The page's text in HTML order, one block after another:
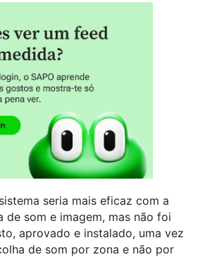
seria mais eficaz com a
de som e imagem, mas não foi
aprovado e instalado, uma vez
de som por zona e não por